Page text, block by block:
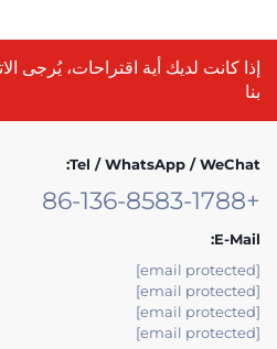
إذا كانت لديك أية اقتراحات، يُرجى
بنا
Tel / WhatsApp / WeChat:
+86-136-8583-1788
E-Mail:
[email protected]
[email protected]
[email protected]
[email protected]